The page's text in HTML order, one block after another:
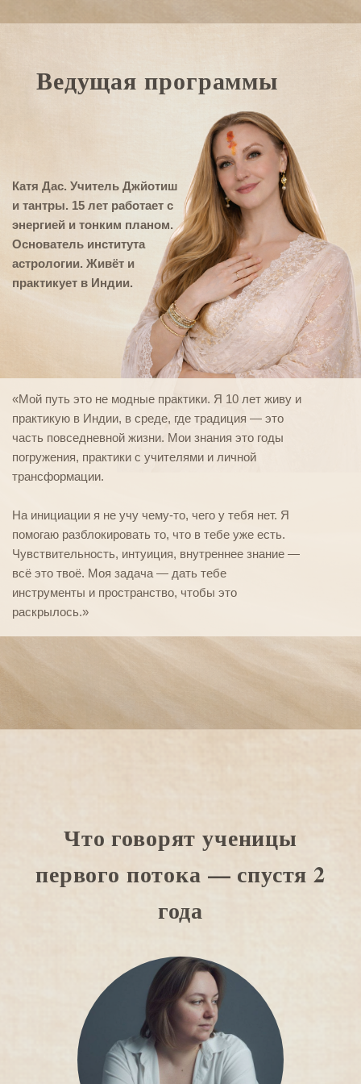
Ведущая программы
Катя Дас. Учитель Джйотиш
и тантры. 15 лет работает с
энергией и тонким планом.
Основатель института
астрологии. Живёт и
практикует в Индии.
«Мой путь это не модные практики. Я 10 лет живу и
практикую в Индии, в среде, где традиция — это
часть повседневной жизни. Мои знания это годы
погружения, практики с учителями и личной
трансформации.
На инициации я не учу чему-то, чего у тебя нет. Я
помогаю разблокировать то, что в тебе уже есть.
Чувствительность, интуиция, внутреннее знание —
всё это твоё. Моя задача — дать тебе
инструменты и пространство, чтобы это
раскрылось.»
Что говорят ученицы
первого потока — спустя 2
года